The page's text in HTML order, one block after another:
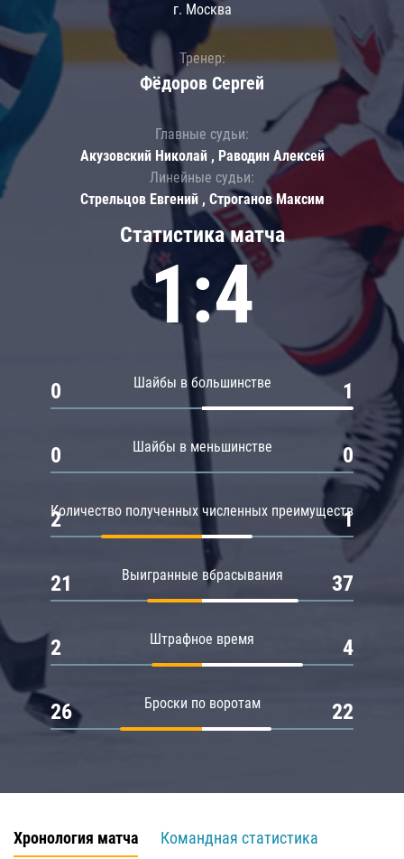
Статистика матча
1:4
Шайбы в большинстве
0 1
Шайбы в меньшинстве
0 0
Количество полученных численных преимуществ
2 1
Выигранные вбрасывания
21 37
Штрафное время
2 4
Броски по воротам
26 22
г. Москва
Тренер:
Фёдоров Сергей
Главные судьи:
Акузовский Николай , Раводин Алексей
Линейные судьи:
Стрельцов Евгений , Строганов Максим
Хронология матча
Командная статистика